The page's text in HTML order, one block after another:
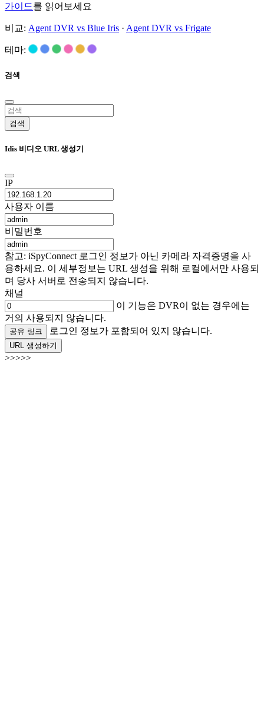
가이드를 읽어보세요
비교: Agent DVR vs Blue Iris · Agent DVR vs Frigate
테마:
검색
검색
Idis 비디오 URL 생성기
IP
사용자 이름
비밀번호
참고: iSpyConnect 로그인 정보가 아닌 카메라 자격증명을 사
용하세요. 이 세부정보는 URL 생성을 위해 로컬에서만 사용되
며 당사 서버로 전송되지 않습니다.
채널
이 기능은 DVR이 없는 경우에는
거의 사용되지 않습니다.
공유 링크 로그인 정보가 포함되어 있지 않습니다.
URL 생성하기
>>>>>